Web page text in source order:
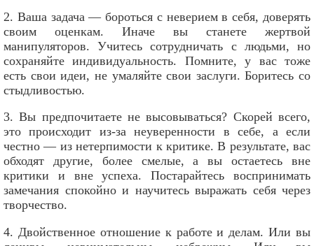
2. Ваша задача — бороться с неверием в себя, доверять
своим оценкам. Иначе вы станете жертвой
манипуляторов. Учитесь сотрудничать с людьми, но
сохраняйте индивидуальность. Помните, у вас тоже
есть свои идеи, не умаляйте свои заслуги. Боритесь со
стыдливостью.
3. Вы предпочитаете не высовываться? Скорей всего,
это происходит из-за неуверенности в себе, а если
честно — из нетерпимости к критике. В результате, вас
обходят другие, более смелые, а вы остаетесь вне
критики и вне успеха. Постарайтесь воспринимать
замечания спокойно и научитесь выражать себя через
творчество.
4. Двойственное отношение к работе и делам. Или вы